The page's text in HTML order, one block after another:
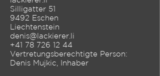
Silligatter 51
9492 Eschen
Liechtenstein
denis@lackierer.li
+41 78 726 12 44
Vertretungsberechtigte Person:
Denis Mujkic, Inhaber